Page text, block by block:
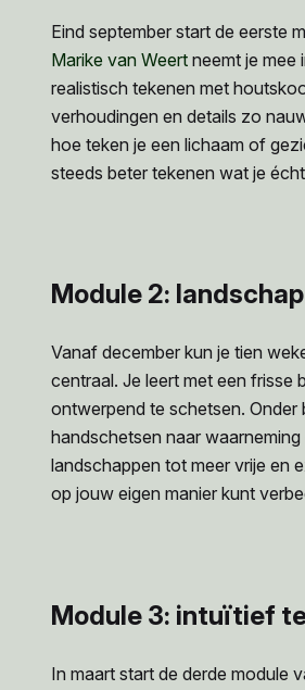
Eind september start de eerste
Marike van Weert neemt je mee
realistisch tekenen met
verhoudingen en details zo
hoe teken je een lichaam of
steeds beter tekenen wat je
Module 2: landschap
Vanaf december kun je tien
centraal. Je leert met een frisse
ontwerpend te schetsen. Onder
handschetsen naar
landschappen tot meer vrije en
op jouw eigen manier kunt
Module 3: intuïtief
In maart start de derde module